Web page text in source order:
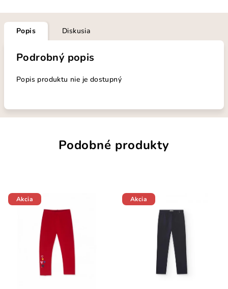
Popis Diskusia
Podrobný popis
Popis produktu nie je dostupný
Podobné produkty
Akcia Akcia